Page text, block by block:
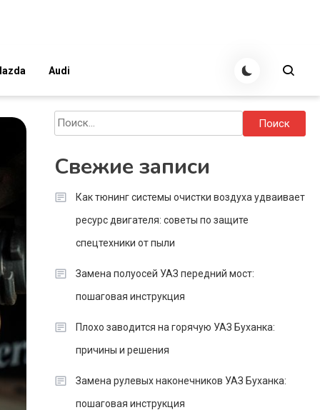
Audi
Найти:
Свежие записи
Как тюнинг системы очистки воздуха удваивает
ресурс двигателя: советы по защите
спецтехники от пыли
Замена полуосей УАЗ передний мост:
пошаговая инструкция
Плохо заводится на горячую УАЗ Буханка:
причины и решения
Замена рулевых наконечников УАЗ Буханка:
пошаговая инструкция